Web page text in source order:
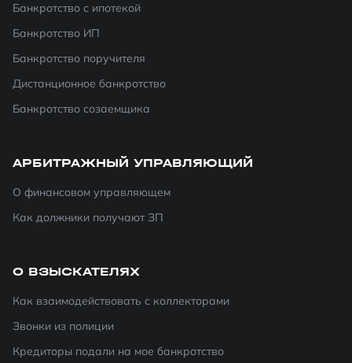
Банкротство с ипотекой
Банкротство ИП
Банкротство поручителя
Дистанционное банкротство
Банкротство созаемщика
АРБИТРАЖНЫЙ УПРАВЛЯЮЩИЙ
О финансовом управляющем
Как должники получают ЗП
О ВЗЫСКАТЕЛЯХ
Как взаимодействовать с коллекторами
Звонки из полиции
Кредиторы подали на мое банкротство